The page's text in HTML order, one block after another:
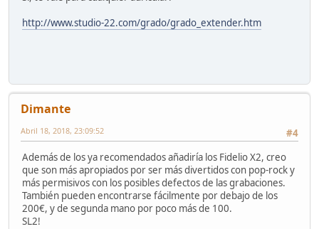
http://www.studio-22.com/grado/grado_extender.htm
Dimante
#4
Abril 18, 2018, 23:09:52
Además de los ya recomendados añadiría los Fidelio X2, creo
que son más apropiados por ser más divertidos con pop-rock y
más permisivos con los posibles defectos de las grabaciones.
También pueden encontrarse fácilmente por debajo de los
200€, y de segunda mano por poco más de 100.
SL2!